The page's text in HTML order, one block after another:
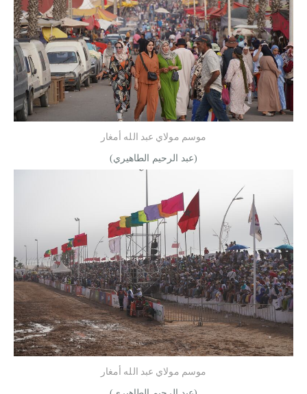
موسم مولاي عبد الله أمغار
(عبد الرحيم الطاهيري)
موسم مولاي عبد الله أمغار